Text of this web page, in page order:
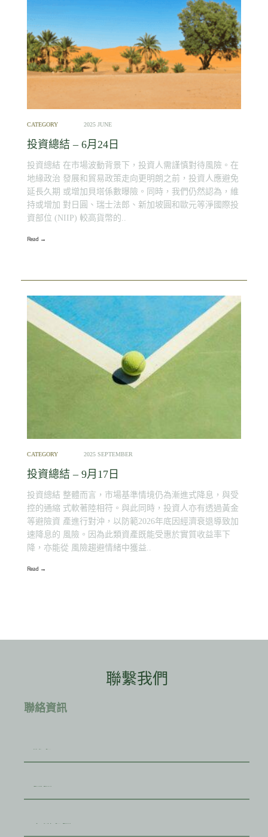
CATEGORY 2025 JUNE
投資總結 – 6月24日
投資總結 在市場波動背景下，投資人需謹慎對待風險。在
地緣政治 發展和貿易政策走向更明朗之前，投資人應避免
延長久期 或增加貝塔係數曝險。同時，我們仍然認為，維
持或增加 對日圓、瑞士法郎、新加坡圓和歐元等淨國際投
資部位 (NIIP) 較高貨幣的..
Read →
CATEGORY 2025 SEPTEMBER
投資總結 – 9月17日
投資總結 整體而言，市場基準情境仍為漸進式降息，與受
控的通縮 式軟著陸相符。與此同時，投資人亦有透過黃金
等避險資 產進行對沖，以防範2026年底因經濟衰退導致加
速降息的 風險。因為此類資產既能受惠於實質收益率下
降，亦能從 風險趨避情緒中獲益..
Read →
聯繫我們
聯絡資訊